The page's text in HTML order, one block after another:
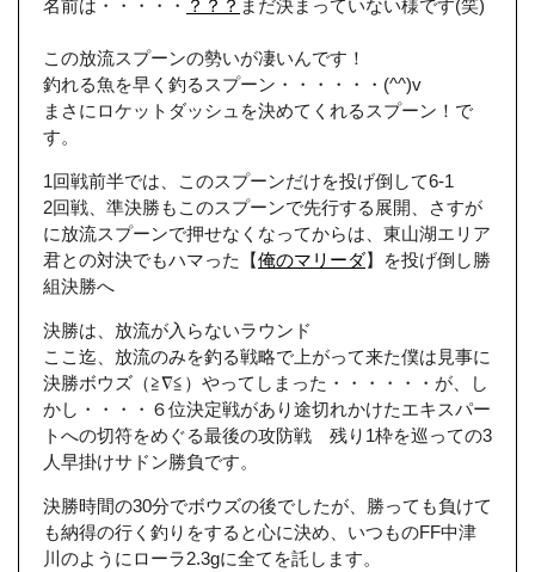
名前は・・・・・ ？？？ まだ決まっていない様です(笑)
この放流スプーンの勢いが凄いんです！
釣れる魚を早く釣るスプーン・・・・・・(^^)v
まさにロケットダッシュを決めてくれるスプーン！で
す。
1回戦前半では、このスプーンだけを投げ倒して6-1
2回戦、準決勝もこのスプーンで先行する展開、さすが
に放流スプーンで押せなくなってからは、東山湖エリア
君との対決でもハマった【俺のマリーダ】を投げ倒し勝
組決勝へ
決勝は、放流が入らないラウンド
ここ迄、放流のみを釣る戦略で上がって来た僕は見事に
決勝ボウズ（≧∇≦）やってしまった・・・・・・が、し
かし・・・・６位決定戦があり途切れかけたエキスパー
トへの切符をめぐる最後の攻防戦 残り1枠を巡っての3
人早掛けサドン勝負です。
決勝時間の30分でボウズの後でしたが、勝っても負けて
も納得の行く釣りをすると心に決め、いつものFF中津
川のようにローラ2.3gに全てを託します。